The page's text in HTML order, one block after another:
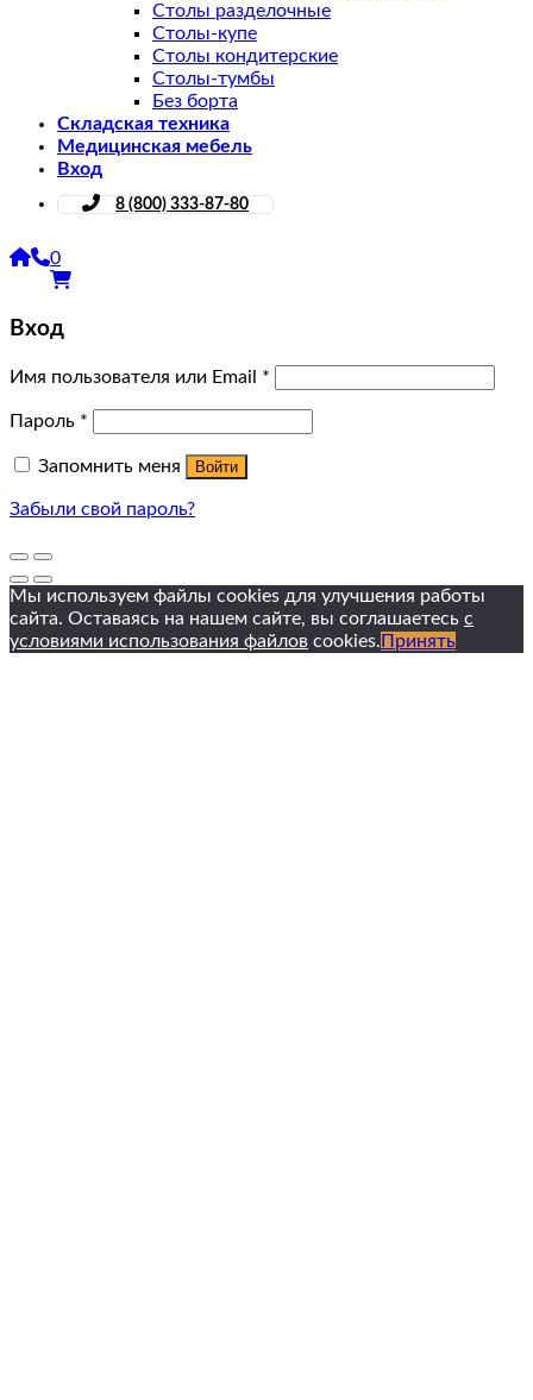
Столы разделочные
Столы-купе
Столы кондитерские
Столы-тумбы
Без борта
Складская техника
Медицинская мебель
Вход
8 (800) 333-87-80
0
Вход
Имя пользователя или Email *
Пароль *
Запомнить меня Войти
Забыли свой пароль?
Мы используем файлы cookies для улучшения работы
сайта. Оставаясь на нашем сайте, вы соглашаетесь с
условиями использования файлов cookies. Принять